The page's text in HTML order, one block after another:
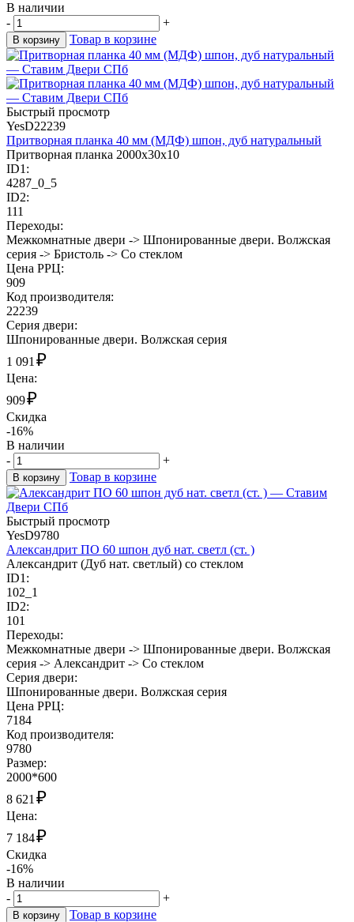
В наличии
-
+
В корзину Товар в корзине
Быстрый просмотр
YesD22239
Притворная планка 40 мм (МДФ) шпон, дуб натуральный
Притворная планка 2000х30х10
ID1:
4287_0_5
ID2:
111
Переходы:
Межкомнатные двери -> Шпонированные двери. Волжская
серия -> Бристоль -> Со стеклом
Цена РРЦ:
909
Код производителя:
22239
Cерия двери:
Шпонированные двери. Волжская серия
1 091₽
Цена:
909₽
Скидка
-16%
В наличии
-
+
В корзину Товар в корзине
Быстрый просмотр
YesD9780
Александрит ПО 60 шпон дуб нат. светл (ст. )
Александрит (Дуб нат. светлый) со стеклом
ID1:
102_1
ID2:
101
Переходы:
Межкомнатные двери -> Шпонированные двери. Волжская
серия -> Александрит -> Со стеклом
Cерия двери:
Шпонированные двери. Волжская серия
Цена РРЦ:
7184
Код производителя:
9780
Размер:
2000*600
8 621₽
Цена:
7 184₽
Скидка
-16%
В наличии
-
+
В корзину Товар в корзине